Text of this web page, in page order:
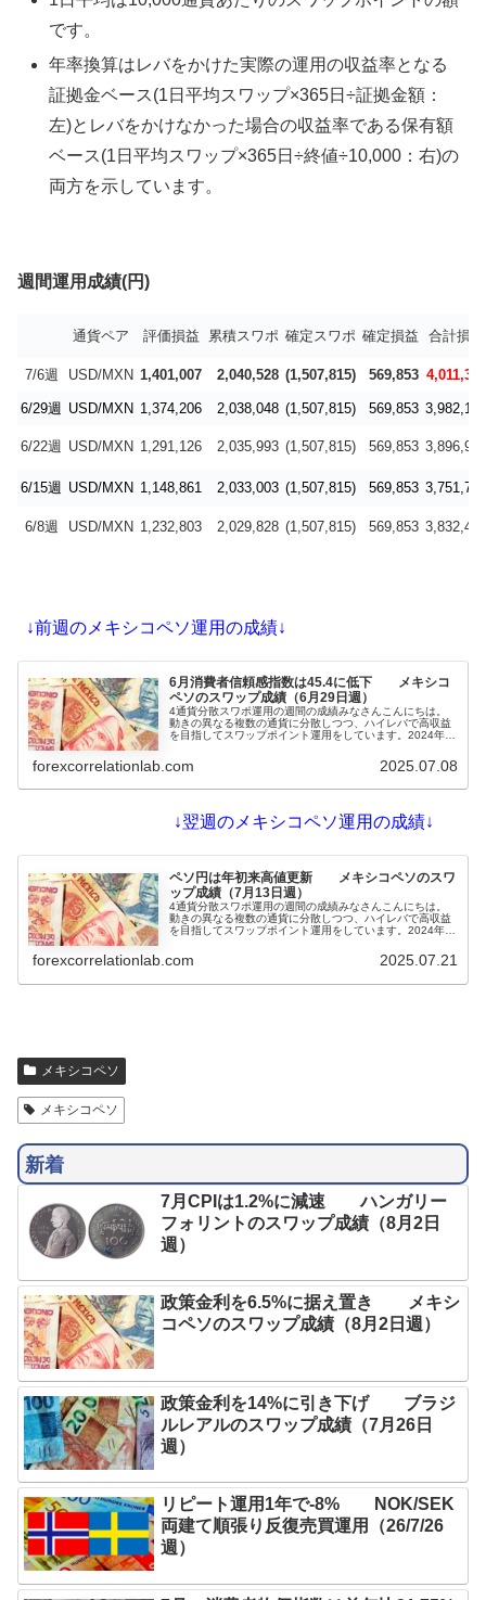
です。
年率換算はレバをかけた実際の運用の収益率となる
証拠金ベース(1日平均スワップ×365日÷証拠金額：
左)とレバをかけなかった場合の収益率である保有額
ベース(1日平均スワップ×365日÷終値÷10,000：右)の
両方を示しています。
週間運用成績(円)
通貨ペア 評価損益 累積スワポ 確定スワポ 確定損益 合計損益
7/6週 USD/MXN 1,401,007 2,040,528 (1,507,815) 569,853 4,011,388
6/29週 USD/MXN 1,374,206 2,038,048 (1,507,815) 569,853 3,982,107
6/22週 USD/MXN 1,291,126 2,035,993 (1,507,815) 569,853 3,896,972
6/15週 USD/MXN 1,148,861 2,033,003 (1,507,815) 569,853 3,751,717
6/8週 USD/MXN 1,232,803 2,029,828 (1,507,815) 569,853 3,832,484
↓前週のメキシコペソ運用の成績↓
6月消費者信頼感指数は45.4に低下 メキシコ
ペソのスワップ成績（6月29日週）
4通貨分散スワポ運用の週間の成績みなさんこんにちは。
動きの異なる複数の通貨に分散しつつ、ハイレバで高収益
を目指してスワップポイント運用をしています。2024年を
て、4通貨（メキシコペソ・ブラジルレアル・・チェココ
ルナ、ハンガリーフォリント）としています。米ドル、ユ
forexcorrelationlab.com 2025.07.08
↓翌週のメキシコペソ運用の成績↓
ペソ円は年初来高値更新 メキシコペソのスワ
ップ成績（7月13日週）
4通貨分散スワポ運用の週間の成績みなさんこんにちは。
動きの異なる複数の通貨に分散しつつ、ハイレバで高収益
を目指してスワップポイント運用をしています。2024年を
て、4通貨（メキシコペソ・ブラジルレアル・・チェココ
ルナ、ハンガリーフォリント）としています。米ドル、ユ
forexcorrelationlab.com 2025.07.21
メキシコペソ
メキシコペソ
新着
7月CPIは1.2%に減速 ハンガリー
フォリントのスワップ成績（8月2日
週）
政策金利を6.5%に据え置き メキシ
コペソのスワップ成績（8月2日週）
政策金利を14%に引き下げ ブラジ
ルレアルのスワップ成績（7月26日
週）
リピート運用1年で-8% NOK/SEK
両建て順張り反復売買運用（26/7/26
週）